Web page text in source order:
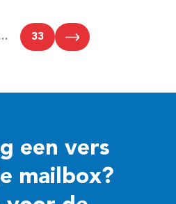
33
een vers
mailbox?